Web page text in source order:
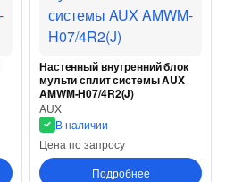
Настенный внутренний блок
мульти сплит системы AUX
AMWM-H07/4R2(J)
AUX
В наличии
Цена по запросу
Подробнее